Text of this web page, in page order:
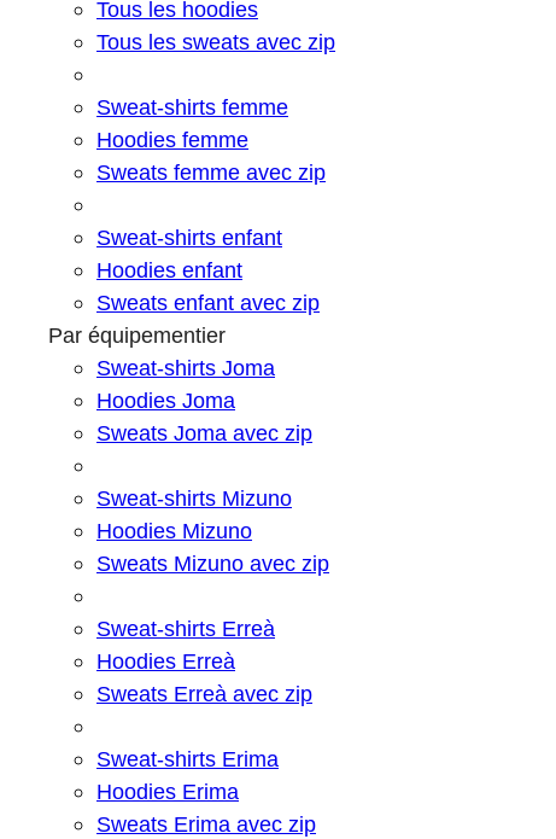
Tous les hoodies
Tous les sweats avec zip
Sweat-shirts femme
Hoodies femme
Sweats femme avec zip
Sweat-shirts enfant
Hoodies enfant
Sweats enfant avec zip
Par équipementier
Sweat-shirts Joma
Hoodies Joma
Sweats Joma avec zip
Sweat-shirts Mizuno
Hoodies Mizuno
Sweats Mizuno avec zip
Sweat-shirts Erreà
Hoodies Erreà
Sweats Erreà avec zip
Sweat-shirts Erima
Hoodies Erima
Sweats Erima avec zip